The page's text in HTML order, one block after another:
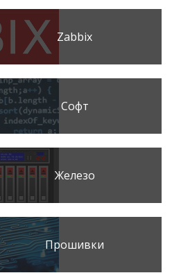
Zabbix
Софт
Железо
Прошивки